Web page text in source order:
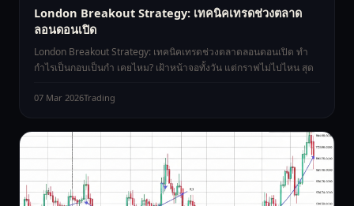
London Breakout Strategy: เทคนิคเทรดช่วงตลาด
ลอนดอนเปิด
London Breakout Strategy: เทคนิคเทรดช่วงตลาดลอนดอนเปิด ทำ
กำไรเป็นกอบเป็นกำ เคยไหม? เฝ้าหน้าจอทั้งวัน แต่กราฟไม่ไปไหน สุด
07 Mar 2026Trading